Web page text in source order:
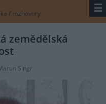
/ rozhovory ☰
zemědělská
Singr